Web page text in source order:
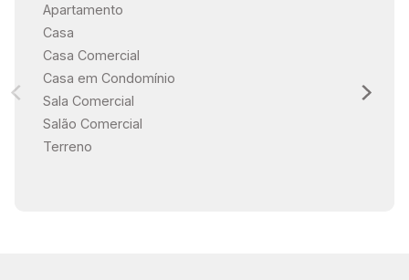
Apartamento
Casa
Casa Comercial
Casa em Condomínio
Sala Comercial
Salão Comercial
Terreno